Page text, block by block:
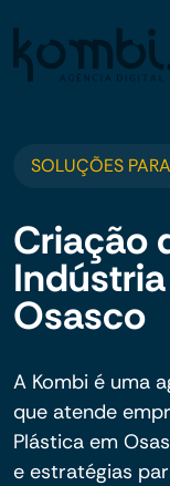
SOLUÇÕES
Criação
Osasco
A Kombi é uma
que atende
Plástica em
e estratégias